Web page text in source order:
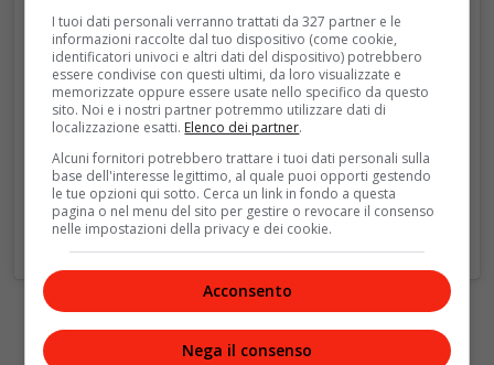
I tuoi dati personali verranno trattati da 327 partner e le
informazioni raccolte dal tuo dispositivo (come cookie,
identificatori univoci e altri dati del dispositivo) potrebbero
essere condivise con questi ultimi, da loro visualizzate e
memorizzate oppure essere usate nello specifico da questo
sito. Noi e i nostri partner potremmo utilizzare dati di
localizzazione esatti. Elenco dei partner.
Alcuni fornitori potrebbero trattare i tuoi dati personali sulla
base dell'interesse legittimo, al quale puoi opporti gestendo
le tue opzioni qui sotto. Cerca un link in fondo a questa
pagina o nel menu del sito per gestire o revocare il consenso
nelle impostazioni della privacy e dei cookie.
Acconsento
Nega il consenso